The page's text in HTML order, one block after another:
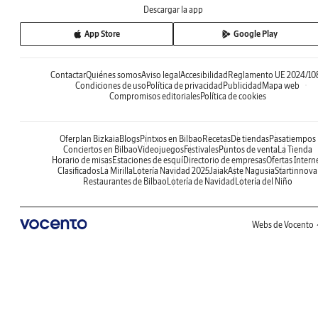
Descargar la app
App Store Google Play
ContactarQuiénes somosAviso legal Accesibilidad Reglamento UE 2024/
Condiciones de uso Política de privacidad Publicidad Mapa web
Compromisos editorialesPolítica de cookies
Oferplan Bizkaia BlogsPintxos en Bilbao RecetasDe tiendasPasatiempos
Conciertos en BilbaoVideojuegosFestivalesPuntos de venta La Tienda
Horario de misasEstaciones de esquíDirectorio de empresasOfertas
Clasificados La Mirilla Lotería Navidad 2025JaiakAste NagusiaStartinnova
Restaurantes de Bilbao Lotería de Navidad Lotería del Niño
Webs de Vocento